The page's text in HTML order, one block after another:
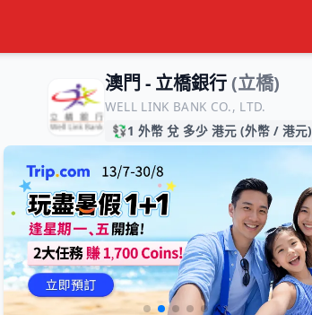
澳門 - 立橋銀行(立橋)
WELL LINK BANK CO., LTD.
💱1 外幣 兌 多少 港元 (外幣 / 港元)